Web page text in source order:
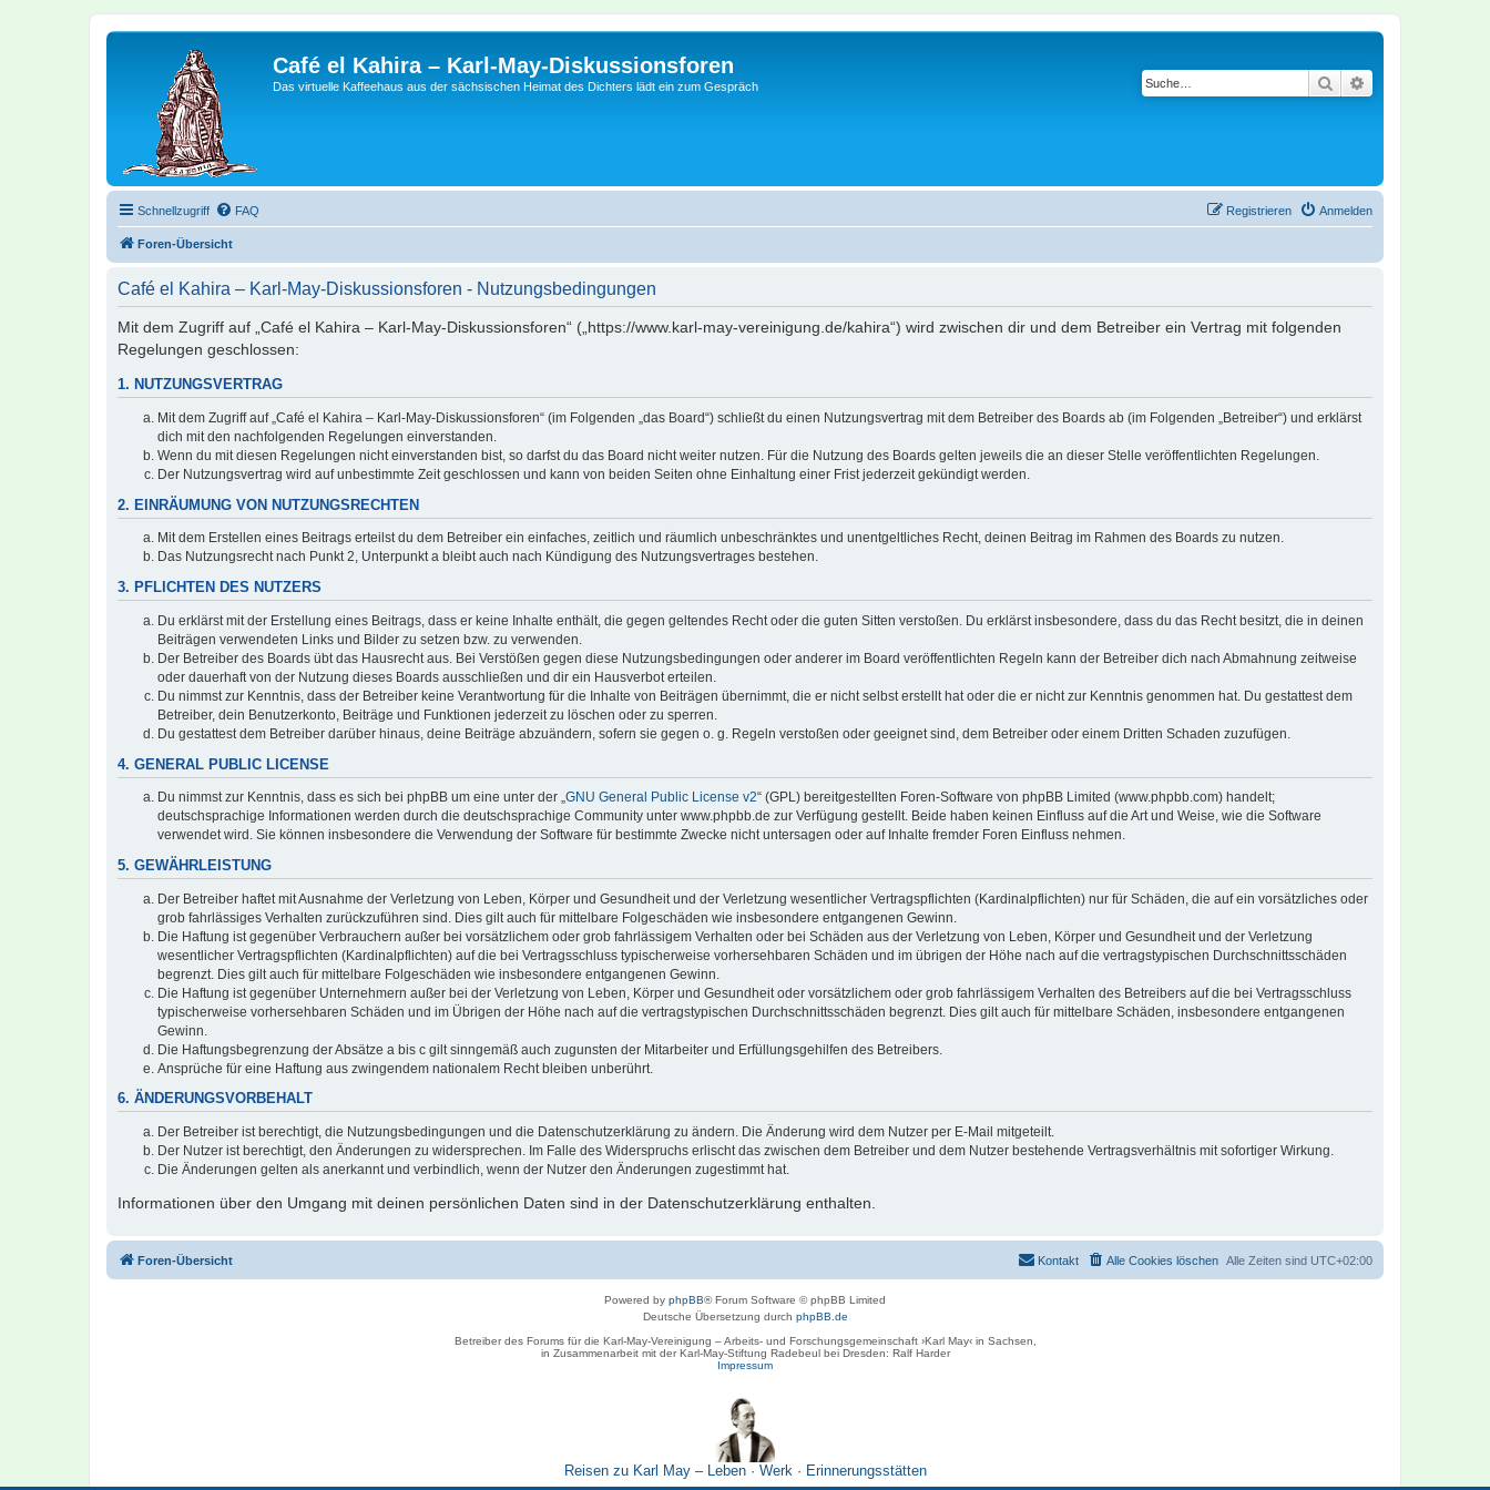
Café el Kahira – Karl-May-Diskussionsforen
Das virtuelle Kaffeehaus aus der sächsischen Heimat des Dichters lädt ein zum Gespräch Suche
Schnellzugriff FAQ Anmelden
Registrieren
Foren-Übersicht
Café el Kahira – Karl-May-Diskussionsforen - Nutzungsbedingungen
Mit dem Zugriff auf „Café el Kahira – Karl-May-Diskussionsforen“ („https://www.karl-may-vereinigung.de/kahira“) wird zwischen dir und dem Betreiber ein Vertrag mit folgenden
Regelungen geschlossen:
1. NUTZUNGSVERTRAG
Mit dem Zugriff auf „Café el Kahira – Karl-May-Diskussionsforen“ (im Folgenden „das Board“) schließt du einen Nutzungsvertrag mit dem Betreiber des Boards ab (im Folgenden „Betreiber“) und erklärst
dich mit den nachfolgenden Regelungen einverstanden.
Wenn du mit diesen Regelungen nicht einverstanden bist, so darfst du das Board nicht weiter nutzen. Für die Nutzung des Boards gelten jeweils die an dieser Stelle veröffentlichten Regelungen.
Der Nutzungsvertrag wird auf unbestimmte Zeit geschlossen und kann von beiden Seiten ohne Einhaltung einer Frist jederzeit gekündigt werden.
2. EINRÄUMUNG VON NUTZUNGSRECHTEN
Mit dem Erstellen eines Beitrags erteilst du dem Betreiber ein einfaches, zeitlich und räumlich unbeschränktes und unentgeltliches Recht, deinen Beitrag im Rahmen des Boards zu nutzen.
Das Nutzungsrecht nach Punkt 2, Unterpunkt a bleibt auch nach Kündigung des Nutzungsvertrages bestehen.
3. PFLICHTEN DES NUTZERS
Du erklärst mit der Erstellung eines Beitrags, dass er keine Inhalte enthält, die gegen geltendes Recht oder die guten Sitten verstoßen. Du erklärst insbesondere, dass du das Recht besitzt, die in deinen
Beiträgen verwendeten Links und Bilder zu setzen bzw. zu verwenden.
Der Betreiber des Boards übt das Hausrecht aus. Bei Verstößen gegen diese Nutzungsbedingungen oder anderer im Board veröffentlichten Regeln kann der Betreiber dich nach Abmahnung zeitweise
oder dauerhaft von der Nutzung dieses Boards ausschließen und dir ein Hausverbot erteilen.
Du nimmst zur Kenntnis, dass der Betreiber keine Verantwortung für die Inhalte von Beiträgen übernimmt, die er nicht selbst erstellt hat oder die er nicht zur Kenntnis genommen hat. Du gestattest dem
Betreiber, dein Benutzerkonto, Beiträge und Funktionen jederzeit zu löschen oder zu sperren.
Du gestattest dem Betreiber darüber hinaus, deine Beiträge abzuändern, sofern sie gegen o. g. Regeln verstoßen oder geeignet sind, dem Betreiber oder einem Dritten Schaden zuzufügen.
4. GENERAL PUBLIC LICENSE
Du nimmst zur Kenntnis, dass es sich bei phpBB um eine unter der „GNU General Public License v2“ (GPL) bereitgestellten Foren-Software von phpBB Limited (www.phpbb.com) handelt;
deutschsprachige Informationen werden durch die deutschsprachige Community unter www.phpbb.de zur Verfügung gestellt. Beide haben keinen Einfluss auf die Art und Weise, wie die Software
verwendet wird. Sie können insbesondere die Verwendung der Software für bestimmte Zwecke nicht untersagen oder auf Inhalte fremder Foren Einfluss nehmen.
5. GEWÄHRLEISTUNG
Der Betreiber haftet mit Ausnahme der Verletzung von Leben, Körper und Gesundheit und der Verletzung wesentlicher Vertragspflichten (Kardinalpflichten) nur für Schäden, die auf ein vorsätzliches oder
grob fahrlässiges Verhalten zurückzuführen sind. Dies gilt auch für mittelbare Folgeschäden wie insbesondere entgangenen Gewinn.
Die Haftung ist gegenüber Verbrauchern außer bei vorsätzlichem oder grob fahrlässigem Verhalten oder bei Schäden aus der Verletzung von Leben, Körper und Gesundheit und der Verletzung
wesentlicher Vertragspflichten (Kardinalpflichten) auf die bei Vertragsschluss typischerweise vorhersehbaren Schäden und im übrigen der Höhe nach auf die vertragstypischen Durchschnittsschäden
begrenzt. Dies gilt auch für mittelbare Folgeschäden wie insbesondere entgangenen Gewinn.
Die Haftung ist gegenüber Unternehmern außer bei der Verletzung von Leben, Körper und Gesundheit oder vorsätzlichem oder grob fahrlässigem Verhalten des Betreibers auf die bei Vertragsschluss
typischerweise vorhersehbaren Schäden und im Übrigen der Höhe nach auf die vertragstypischen Durchschnittsschäden begrenzt. Dies gilt auch für mittelbare Schäden, insbesondere entgangenen
Gewinn.
Die Haftungsbegrenzung der Absätze a bis c gilt sinngemäß auch zugunsten der Mitarbeiter und Erfüllungsgehilfen des Betreibers.
Ansprüche für eine Haftung aus zwingendem nationalem Recht bleiben unberührt.
6. ÄNDERUNGSVORBEHALT
Der Betreiber ist berechtigt, die Nutzungsbedingungen und die Datenschutzerklärung zu ändern. Die Änderung wird dem Nutzer per E-Mail mitgeteilt.
Der Nutzer ist berechtigt, den Änderungen zu widersprechen. Im Falle des Widerspruchs erlischt das zwischen dem Betreiber und dem Nutzer bestehende Vertragsverhältnis mit sofortiger Wirkung.
Die Änderungen gelten als anerkannt und verbindlich, wenn der Nutzer den Änderungen zugestimmt hat.
Informationen über den Umgang mit deinen persönlichen Daten sind in der Datenschutzerklärung enthalten.
Foren-Übersicht Alle Zeiten sind UTC+02:00
Alle Cookies löschen
Kontakt
Powered by phpBB® Forum Software © phpBB Limited
Deutsche Übersetzung durch phpBB.de
Betreiber des Forums für die Karl-May-Vereinigung – Arbeits- und Forschungsgemeinschaft ›Karl May‹ in Sachsen,
in Zusammenarbeit mit der Karl-May-Stiftung Radebeul bei Dresden: Ralf Harder
Impressum
Reisen zu Karl May – Leben · Werk · Erinnerungsstätten